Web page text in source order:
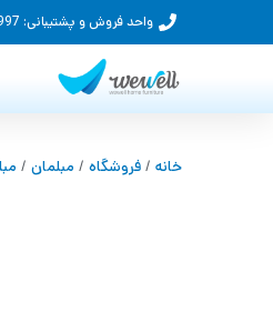
واحد فروش و پشتیبانی: 09103201997
خانه / فروشگاه / مبلمان /